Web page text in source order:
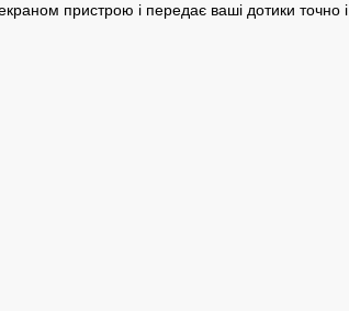
пристрою і передає ваші дотики точно і